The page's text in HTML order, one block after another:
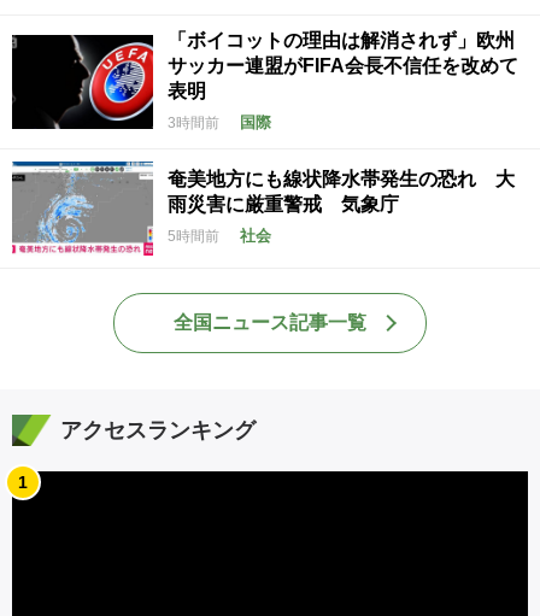
「ボイコットの理由は解消されず」欧州
サッカー連盟がFIFA会長不信任を改めて
表明
3時間前 国際
奄美地方にも線状降水帯発生の恐れ 大
雨災害に厳重警戒 気象庁
5時間前 社会
全国ニュース記事一覧
アクセスランキング
1